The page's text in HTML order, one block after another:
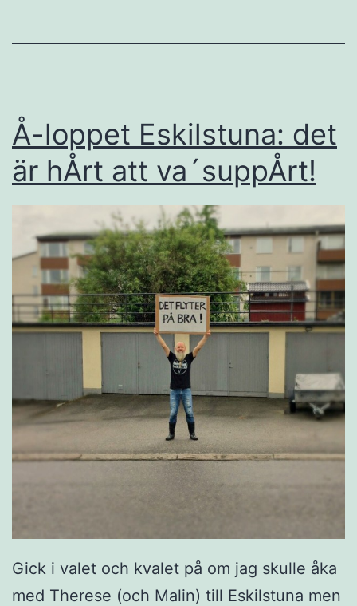
Å-loppet Eskilstuna: det
är hÅrt att va´suppÅrt!
Gick i valet och kvalet på om jag skulle åka
med Therese (och Malin) till Eskilstuna men